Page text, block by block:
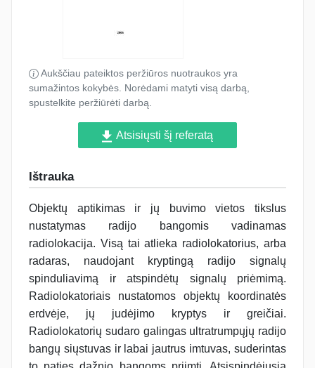
Aukščiau pateiktos peržiūros nuotraukos yra
sumažintos kokybės. Norėdami matyti visą darbą,
spustelkite peržiūrėti darbą.
Atsisiųsti šį referatą
Ištrauka
Objektų aptikimas ir jų buvimo vietos tikslus
nustatymas radijo bangomis vadinamas
radiolokacija. Visą tai atlieka radiolokatorius, arba
radaras, naudojant kryptingą radijo signalų
spinduliavimą ir atspindėtų signalų priėmimą.
Radiolokatoriais nustatomos objektų koordinatės
erdvėje, jų judėjimo kryptys ir greičiai.
Radiolokatorių sudaro galingas ultratrumpųjų radijo
bangų siųstuvas ir labai jautrus imtuvas, suderintas